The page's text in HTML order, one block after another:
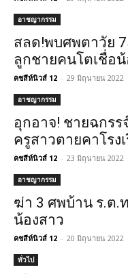
อาชญากรรม
สลด!พบศพตาวัย
ลูกชายคนโตเชื่อ
คชสีห์นิวส์ 12 - 29 มิถุนายน 2022
อาชญากรรม
อุกอาจ! ชายฉกรร
ครูสาวตายคาโรง
คชสีห์นิวส์ 12 - 23 มิถุนายน 2022
อาชญากรรม
ฆ่า 3 ศพบ้าน ร.ต.
น้องสาว
คชสีห์นิวส์ 12 - 20 มิถุนายน 2022
ทั่วไป